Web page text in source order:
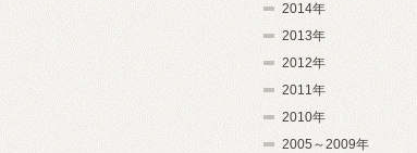
2014年
2013年
2012年
2011年
2010年
2005～2009年